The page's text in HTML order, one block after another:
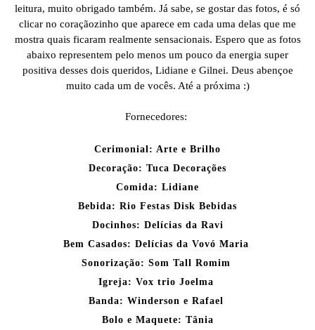
leitura, muito obrigado também. Já sabe, se gostar das fotos, é só
clicar no coraçãozinho que aparece em cada uma delas que me
mostra quais ficaram realmente sensacionais. Espero que as fotos
abaixo representem pelo menos um pouco da energia super
positiva desses dois queridos, Lidiane e Gilnei. Deus abençoe
muito cada um de vocês. Até a próxima :)
Fornecedores:
Cerimonial: Arte e Brilho
Decoração: Tuca Decorações
Comida: Lidiane
Bebida: Rio Festas Disk Bebidas
Docinhos: Delícias da Ravi
Bem Casados: Delícias da Vovó Maria
Sonorização: Som Tall Romim
Igreja: Vox trio Joelma
Banda: Winderson e Rafael
Bolo e Maquete: Tânia